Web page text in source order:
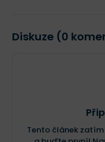
Diskuze (0
Tento článek